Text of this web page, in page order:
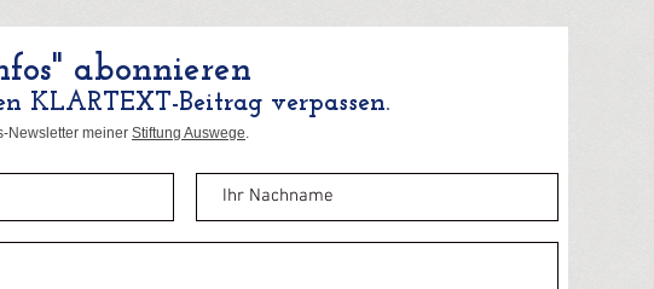
abonnieren
KLARTEXT-Beitrag verpassen.
Newsletter meiner Stiftung Auswege